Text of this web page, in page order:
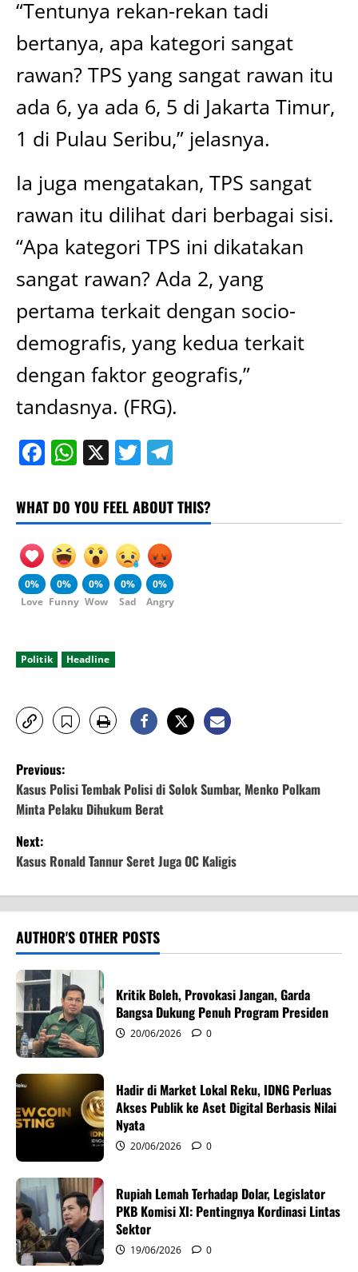
“Tentunya rekan-rekan tadi
bertanya, apa kategori sangat
rawan? TPS yang sangat rawan itu
ada 6, ya ada 6, 5 di Jakarta Timur,
1 di Pulau Seribu,” jelasnya.
Ia juga mengatakan, TPS sangat
rawan itu dilihat dari berbagai sisi.
“Apa kategori TPS ini dikatakan
sangat rawan? Ada 2, yang
pertama terkait dengan socio-
demografis, yang kedua terkait
dengan faktor geografis,”
tandasnya. (FRG).
Facebook
WhatsApp
X Twitter
WHAT DO YOU FEEL ABOUT THIS?
0%
Love
0%
Funny
0%
Wow
0%
Sad
0%
Angry
Politik Headline
P
o
s
t
n
a
v
i
g
a
t
i
o
n
Previous:
Kasus Polisi Tembak Polisi di Solok Sumbar, Menko Polkam
Minta Pelaku Dihukum Berat
Next:
Kasus Ronald Tannur Seret Juga OC Kaligis
AUTHOR'S OTHER POSTS
Kritik Boleh, Provokasi Jangan, Garda
Bangsa Dukung Penuh Program Presiden
20/06/2026 0
Hadir di Market Lokal Reku, IDNG Perluas
Akses Publik ke Aset Digital Berbasis Nilai
Nyata
20/06/2026 0
Rupiah Lemah Terhadap Dolar, Legislator
PKB Komisi XI: Pentingnya Kordinasi Lintas
Sektor
19/06/2026 0